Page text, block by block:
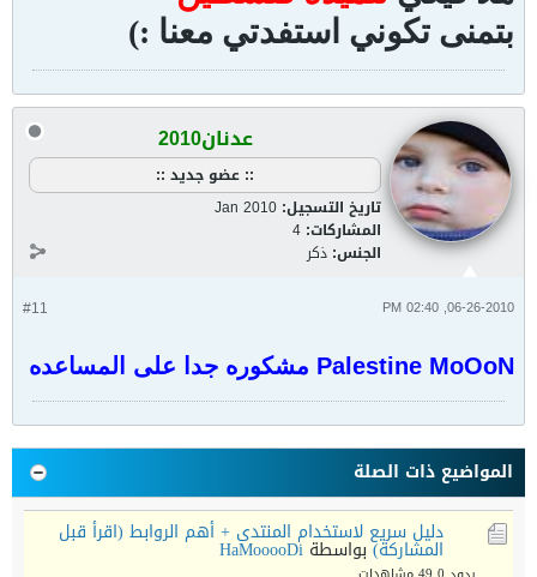
بتمنى تكوني استفدتي معنا :)
عدنان2010
:: عضو جديد ::
تاريخ التسجيل: Jan 2010
المشاركات: 4
الجنس: ذكر
#11 06-26-2010, 02:40 PM
Palestine MoOoN مشكوره جدا على المساعده
المواضيع ذات الصلة
دليل سريع لاستخدام المنتدى + أهم الروابط (اقرأ قبل
المشاركة) بواسطة HaMooooDi